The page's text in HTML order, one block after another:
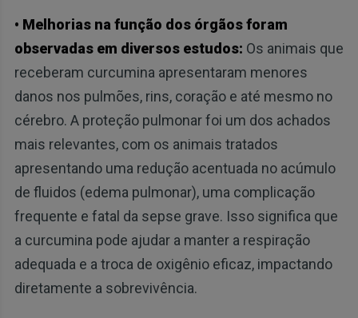
• Melhorias na função dos órgãos foram
observadas em diversos estudos: Os animais que
receberam curcumina apresentaram menores
danos nos pulmões, rins, coração e até mesmo no
cérebro. A proteção pulmonar foi um dos achados
mais relevantes, com os animais tratados
apresentando uma redução acentuada no acúmulo
de fluidos (edema pulmonar), uma complicação
frequente e fatal da sepse grave. Isso significa que
a curcumina pode ajudar a manter a respiração
adequada e a troca de oxigênio eficaz, impactando
diretamente a sobrevivência.